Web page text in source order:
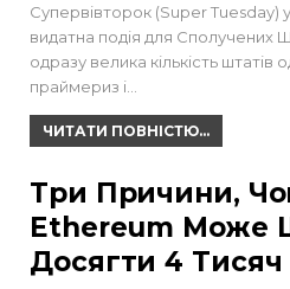
Супервівторок (Super
видатна подія для Сполучених
одразу велика кількість
праймериз і…
ЧИТАТИ ПОВНІСТЮ...
Три Причини,
Ethereum Може
Досягти 4 Тисяч